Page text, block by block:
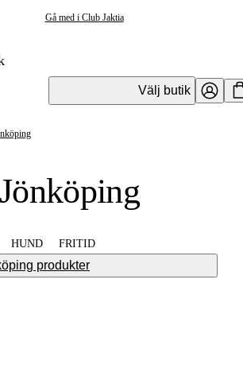
Gå med i Club Jaktia
Välj butik
HUND FRITID
produkter